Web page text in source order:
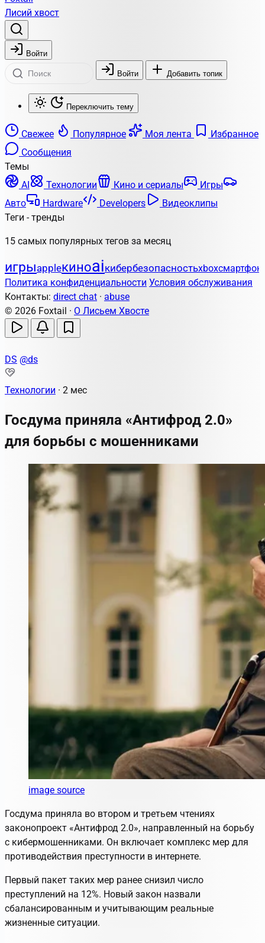
Лисий хвост
Войти
Войти Добавить топик
Переключить тему
Свежее Популярное Моя лента
Избранное
Сообщения
Темы
AI
Технологии Кино и сериалы
Игры
Авто
Hardware Developers
Видеоклипы
Теги - тренды
15 самых популярных тегов за месяц
игрыappleкиноaiкибербезопасностьxbox
Политика конфиденциальности Условия обслуживания
Контакты: direct chat · abuse
© 2026 Foxtail · О Лисьем Хвосте
DS @ds
Технологии · 2 мес
Госдума приняла «Антифрод 2.0»
для борьбы с мошенниками
image source
Госдума приняла во втором и третьем чтениях
законопроект «Антифрод 2.0», направленный на борьбу
с кибермошенниками. Он включает комплекс мер для
противодействия преступности в интернете.
Первый пакет таких мер ранее снизил число
преступлений на 12%. Новый закон назвали
сбалансированным и учитывающим реальные
жизненные ситуации.